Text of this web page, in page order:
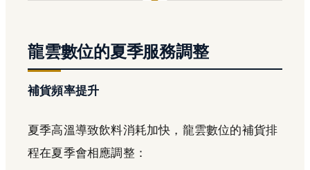
龍雲數位的夏季服務調整
補貨頻率提升
夏季高溫導致飲料消耗加快，龍雲數位的補貨排
程在夏季會相應調整：